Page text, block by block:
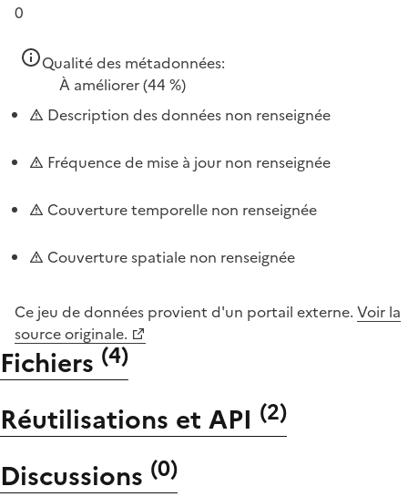
0
Qualité des métadonnées:
À améliorer(44 %)
Description des données non renseignée
Fréquence de mise à jour non renseignée
Couverture temporelle non renseignée
Couverture spatiale non renseignée
Ce jeu de données provient d'un portail externe. Voir la
source originale.
Fichiers (4)
Réutilisations et API (2)
Discussions (0)